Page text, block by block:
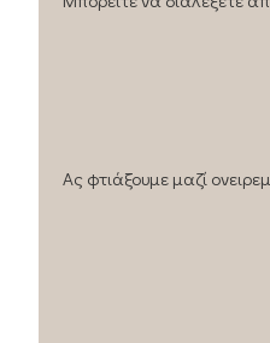
Ας φτιάξουμε μαζί